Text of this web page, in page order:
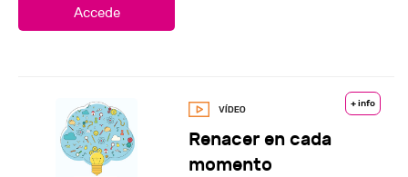
+ info
Renacer en cada
momento